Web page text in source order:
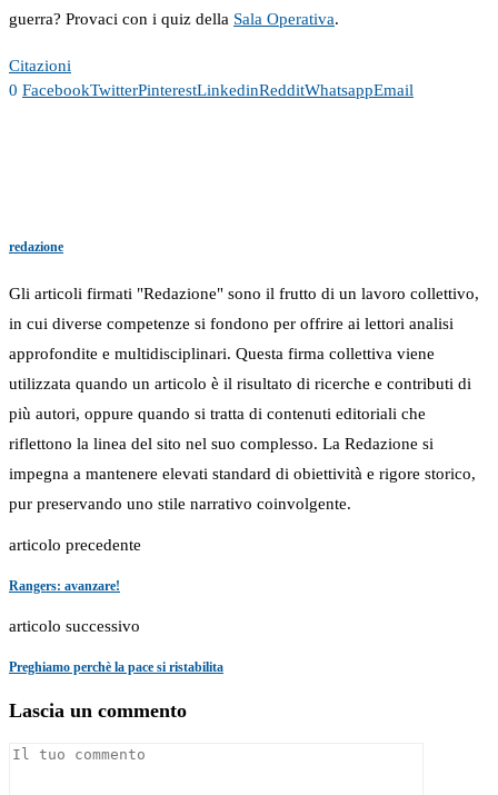
guerra? Provaci con i quiz della Sala Operativa.
Citazioni
0 FacebookTwitterPinterestLinkedinRedditWhatsappEmail
redazione
Gli articoli firmati "Redazione" sono il frutto di un lavoro collettivo,
in cui diverse competenze si fondono per offrire ai lettori analisi
approfondite e multidisciplinari. Questa firma collettiva viene
utilizzata quando un articolo è il risultato di ricerche e contributi di
più autori, oppure quando si tratta di contenuti editoriali che
riflettono la linea del sito nel suo complesso. La Redazione si
impegna a mantenere elevati standard di obiettività e rigore storico,
pur preservando uno stile narrativo coinvolgente.
articolo precedente
Rangers: avanzare!
articolo successivo
Preghiamo perchè la pace si ristabilita
Lascia un commento